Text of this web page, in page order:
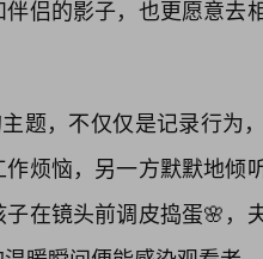
侣的影子，也更愿意去
题，不仅仅是记录行为
烦恼，另一方默默地倾
在镜头前调皮捣蛋🌸，